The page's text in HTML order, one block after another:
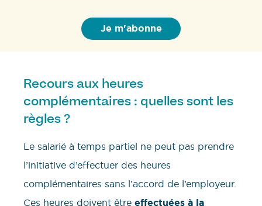
Recours aux heures
complémentaires : quelles sont les
règles ?
Le salarié à temps partiel ne peut pas prendre
l’initiative d’effectuer des heures
complémentaires sans l’accord de l’employeur.
Ces heures doivent être effectuées à la